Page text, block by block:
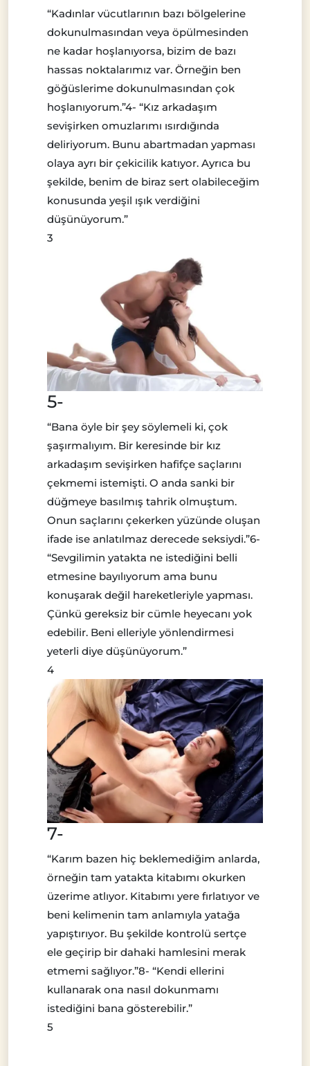
“Kadınlar vücutlarının bazı bölgelerine
dokunulmasından veya öpülmesinden
ne kadar hoşlanıyorsa, bizim de bazı
hassas noktalarımız var. Örneğin ben
göğüslerime dokunulmasından çok
hoşlanıyorum.”4- “Kız arkadaşım
sevişirken omuzlarımı ısırdığında
deliriyorum. Bunu abartmadan yapması
olaya ayrı bir çekicilik katıyor. Ayrıca bu
şekilde, benim de biraz sert olabileceğim
konusunda yeşil ışık verdiğini
düşünüyorum.”
3
5-
“Bana öyle bir şey söylemeli ki, çok
şaşırmalıyım. Bir keresinde bir kız
arkadaşım sevişirken hafifçe saçlarını
çekmemi istemişti. O anda sanki bir
düğmeye basılmış tahrik olmuştum.
Onun saçlarını çekerken yüzünde oluşan
ifade ise anlatılmaz derecede seksiydi.”6-
“Sevgilimin yatakta ne istediğini belli
etmesine bayılıyorum ama bunu
konuşarak değil hareketleriyle yapması.
Çünkü gereksiz bir cümle heyecanı yok
edebilir. Beni elleriyle yönlendirmesi
yeterli diye düşünüyorum.”
4
7-
“Karım bazen hiç beklemediğim anlarda,
örneğin tam yatakta kitabımı okurken
üzerime atlıyor. Kitabımı yere fırlatıyor ve
beni kelimenin tam anlamıyla yatağa
yapıştırıyor. Bu şekilde kontrolü sertçe
ele geçirip bir dahaki hamlesini merak
etmemi sağlıyor.”8- “Kendi ellerini
kullanarak ona nasıl dokunmamı
istediğini bana gösterebilir.”
5